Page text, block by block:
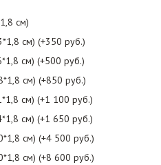
см)
см) (+350 руб.)
см) (+500 руб.)
см) (+850 руб.)
см) (+1 100 руб.)
см) (+1 650 руб.)
см) (+4 500 руб.)
см) (+8 600 руб.)